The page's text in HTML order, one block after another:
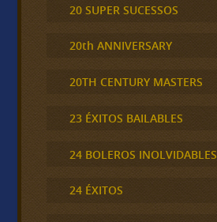
20 SUPER SUCESSOS
20th ANNIVERSARY
20TH CENTURY MASTERS
23 ÉXITOS BAILABLES
24 BOLEROS INOLVIDABLES
24 ÉXITOS